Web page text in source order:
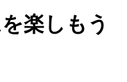
楽しもう